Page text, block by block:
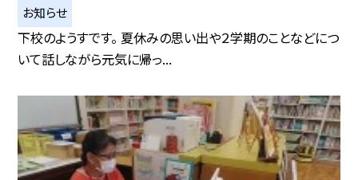
お知らせ
下校のようすです。 夏休みの思い出や２学期のことなどにつ
いて話しながら元気に帰っ...